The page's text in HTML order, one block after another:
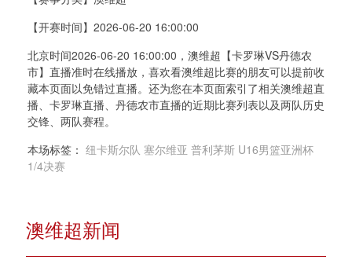
【开赛时间】 2026-06-20 16:00:00
北京时间2026-06-20 16:00:00，澳维超【卡罗琳VS丹德农
市】直播准时在线播放，喜欢看澳维超比赛的朋友可以提前收
藏本页面以免错过直播。还为您在本页面索引了相关澳维超直
播、卡罗琳直播、丹德农市直播的近期比赛列表以及两队历史
交锋、两队赛程。
本场标签： 纽卡斯尔队 塞尔维亚 普利茅斯 U16男篮亚洲杯
1/4决赛
澳维超新闻